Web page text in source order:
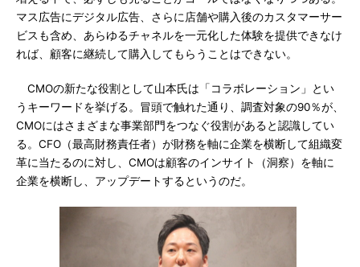
マス広告にデジタル広告、さらに店舗や購入後のカスタマーサー
ビスも含め、あらゆるチャネルを一元化した体験を提供できなけ
れば、顧客に継続して購入してもらうことはできない。
CMOの新たな役割として山本氏は「コラボレーション」とい
うキーワードを挙げる。冒頭で触れた通り、調査対象の90％が、
CMOにはさまざまな事業部門をつなぐ役割があると認識してい
る。CFO（最高財務責任者）が財務を軸に企業を横断して組織変
革に当たるのに対し、CMOは顧客のインサイト（洞察）を軸に
企業を横断し、アップデートするというのだ。